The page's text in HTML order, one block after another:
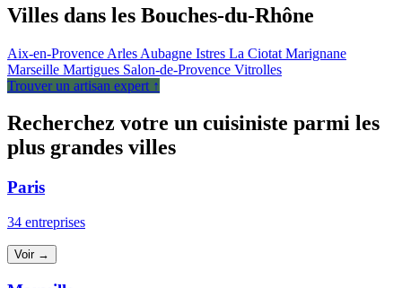
Villes dans les Bouches-du-Rhône
Aix-en-Provence Arles Aubagne Istres La Ciotat Marignane
Marseille Martigues Salon-de-Provence Vitrolles
Trouver un artisan expert ↑
Recherchez votre un cuisiniste parmi les
plus grandes villes
Paris
34 entreprises
Voir →